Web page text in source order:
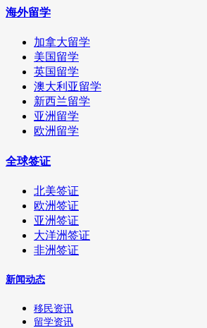
海外留学
加拿大留学
美国留学
英国留学
澳大利亚留学
新西兰留学
亚洲留学
欧洲留学
全球签证
北美签证
欧洲签证
亚洲签证
大洋洲签证
非洲签证
新闻动态
移民资讯
留学资讯